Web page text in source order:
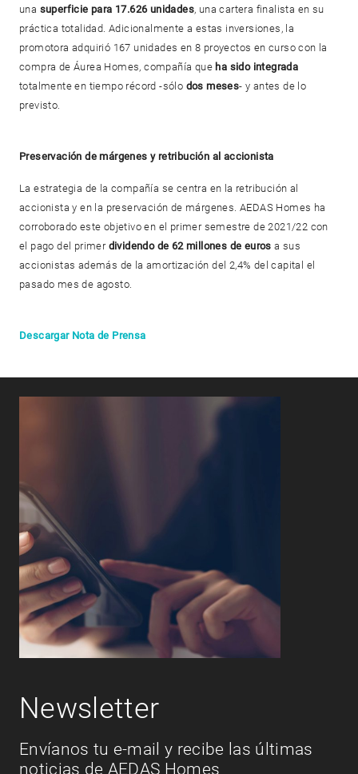
una superficie para 17.626 unidades, una cartera finalista en su
práctica totalidad. Adicionalmente a estas inversiones, la
promotora adquirió 167 unidades en 8 proyectos en curso con la
compra de Áurea Homes, compañía que ha sido integrada
totalmente en tiempo récord -sólo dos meses- y antes de lo
previsto.
Preservación de márgenes y retribución al accionista
La estrategia de la compañía se centra en la retribución al
accionista y en la preservación de márgenes. AEDAS Homes ha
corroborado este objetivo en el primer semestre de 2021/22 con
el pago del primerdividendo de 62 millones de euros a sus
accionistas además de la amortización del 2,4% del capital el
pasado mes de agosto.
Descargar Nota de Prensa
Newsletter
Envíanos tu e-mail y recibe las últimas
noticias de AEDAS Homes